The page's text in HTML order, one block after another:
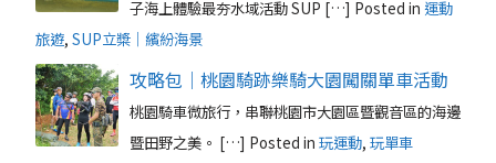
子海上體驗最夯水域活動 SUP […] Posted in 運動
旅遊, SUP立槳｜繽紛海景
攻略包｜桃園騎跡樂騎大園闖關單車活動
桃園騎車微旅行，串聯桃園市大園區暨觀音區的海邊
暨田野之美。 […] Posted in 玩運動, 玩單車